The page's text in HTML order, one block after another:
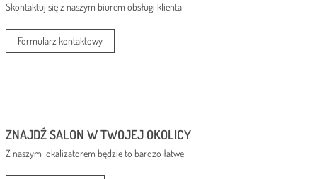
Skontaktuj się z naszym biurem obsługi klienta
Formularz kontaktowy
ZNAJDŹ SALON W TWOJEJ OKOLICY
Z naszym lokalizatorem będzie to bardzo łatwe